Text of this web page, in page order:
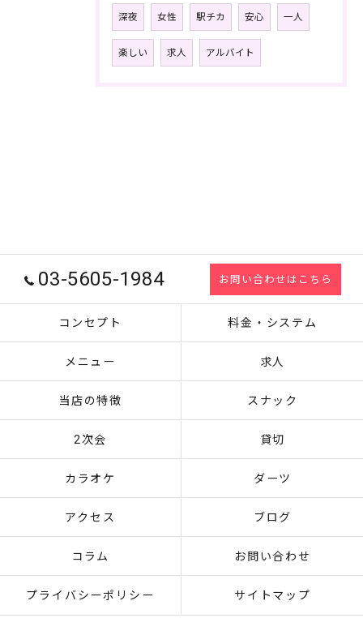
深夜 女性 駅チカ 安心 一人
楽しい 求人 アルバイト
03-5605-1984 お問い合わせはこちら
コンセプト 料金・システム
メニュー 求人
当店の特徴 スナック
2次会 貸切
カラオケ ダーツ
アクセス ブログ
コラム お問い合わせ
プライバシーポリシー サイトマップ